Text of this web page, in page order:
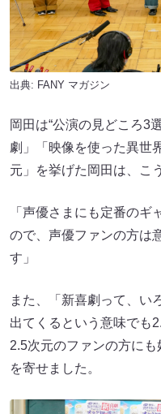
出典: FANY マガジン
岡田は“公演の見どころ3
劇」「映像を使った異世
元」を挙げた岡田は、こ
「声優さまにも定番の
ので、声優ファンの方は
す」
また、「新喜劇って、い
出てくるという意味でも
2.5次元のファンの方に
を寄せました。